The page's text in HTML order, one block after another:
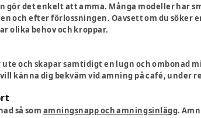
gör det enkelt att amma. Många modeller har
efter förlossningen. Oavsett om du söker
olika behov och kroppar.
och skapar samtidigt en lugn och ombonad
känna dig bekväm vid amning på café, under
så som amningsnapp och amningsinlägg.